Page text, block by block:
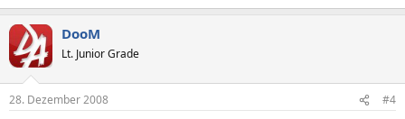
DooM
Lt. Junior Grade
28. Dezember 2008 #4